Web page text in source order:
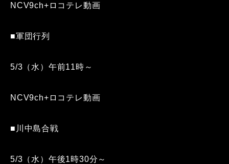
NCV9ch+ロコテレ動画
■軍団行列
5/3（水）午前11時～
NCV9ch+ロコテレ動画
■川中島合戦
5/3（水）午後1時30分～